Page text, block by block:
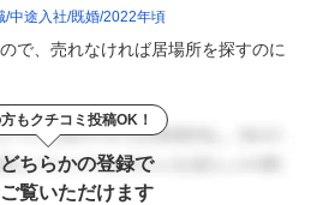
中途入社 既婚 2022年頃
で、売れなければ居場所を探すのに
もクチコミ投稿OK！
ちらかの登録で
覧いただけます